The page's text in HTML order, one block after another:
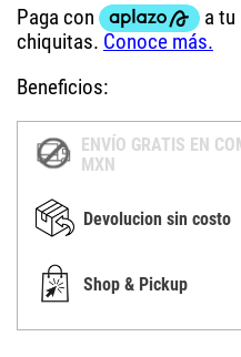
Beneficios:
ENVÍO GRATIS EN
MXN
Devolucion sin costo
Shop & Pickup